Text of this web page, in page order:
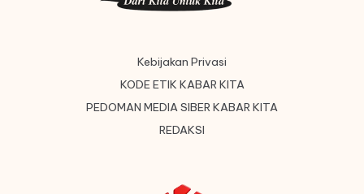
Kebijakan Privasi
KODE ETIK KABAR KITA
PEDOMAN MEDIA SIBER KABAR KITA
REDAKSI